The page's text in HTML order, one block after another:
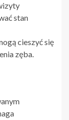
stan
cieszyć się
zęba.